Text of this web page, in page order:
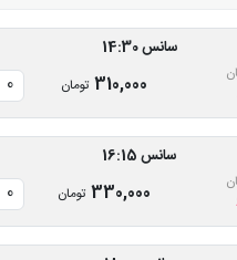
سانس 14:30
310,000 تومان
سانس 16:15
330,000 تومان